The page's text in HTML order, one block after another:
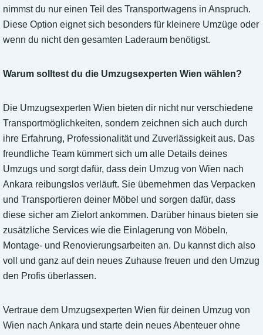
nimmst du nur einen Teil des Transportwagens in Anspruch.
Diese Option eignet sich besonders für kleinere Umzüge oder
wenn du nicht den gesamten Laderaum benötigst.
Warum solltest du die Umzugsexperten Wien wählen?
Die Umzugsexperten Wien bieten dir nicht nur verschiedene
Transportmöglichkeiten, sondern zeichnen sich auch durch
ihre Erfahrung, Professionalität und Zuverlässigkeit aus. Das
freundliche Team kümmert sich um alle Details deines
Umzugs und sorgt dafür, dass dein Umzug von Wien nach
Ankara reibungslos verläuft. Sie übernehmen das Verpacken
und Transportieren deiner Möbel und sorgen dafür, dass
diese sicher am Zielort ankommen. Darüber hinaus bieten sie
zusätzliche Services wie die Einlagerung von Möbeln,
Montage- und Renovierungsarbeiten an. Du kannst dich also
voll und ganz auf dein neues Zuhause freuen und den Umzug
den Profis überlassen.
Vertraue dem Umzugsexperten Wien für deinen Umzug von
Wien nach Ankara und starte dein neues Abenteuer ohne